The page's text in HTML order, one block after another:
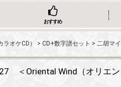
おすすめ
オケCD） > CD+数字譜セット > 二胡マ
＜Oriental Wind（オリエ